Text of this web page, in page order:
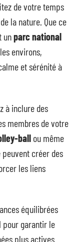
de votre temps
la nature. Que ce
unparc national
environs,
et sérénité à
à inclure des
membres de votre
ball ou même
créer des
les liens
équilibrées
pour garantir le
plus actives